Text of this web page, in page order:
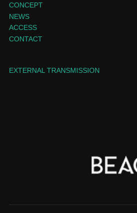
CONCEPT
NEWS
ACCESS
CONTACT
EXTERNAL TRANSMISSION